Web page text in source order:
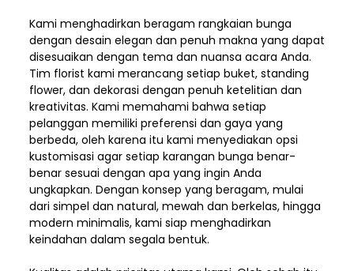
Kami menghadirkan beragam rangkaian bunga
dengan desain elegan dan penuh makna yang dapat
disesuaikan dengan tema dan nuansa acara Anda.
Tim florist kami merancang setiap buket, standing
flower, dan dekorasi dengan penuh ketelitian dan
kreativitas. Kami memahami bahwa setiap
pelanggan memiliki preferensi dan gaya yang
berbeda, oleh karena itu kami menyediakan opsi
kustomisasi agar setiap karangan bunga benar-
benar sesuai dengan apa yang ingin Anda
ungkapkan. Dengan konsep yang beragam, mulai
dari simpel dan natural, mewah dan berkelas, hingga
modern minimalis, kami siap menghadirkan
keindahan dalam segala bentuk.